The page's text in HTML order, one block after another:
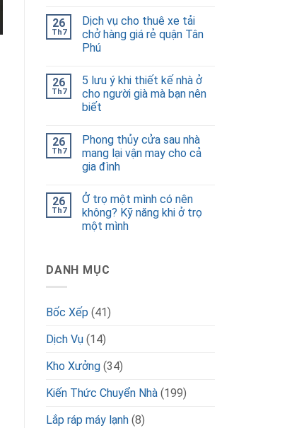
26
Th7
Dịch vụ cho thuê xe tải
chở hàng giá rẻ quận Tân
Phú
26
Th7
5 lưu ý khi thiết kế nhà ở
cho người già mà bạn nên
biết
26
Th7
Phong thủy cửa sau nhà
mang lại vận may cho cả
gia đình
26
Th7
Ở trọ một mình có nên
không? Kỹ năng khi ở trọ
một mình
DANH MỤC
Bốc Xếp (41)
Dịch Vụ (14)
Kho Xưởng (34)
Kiến Thức Chuyển Nhà (199)
Lắp ráp máy lạnh (8)